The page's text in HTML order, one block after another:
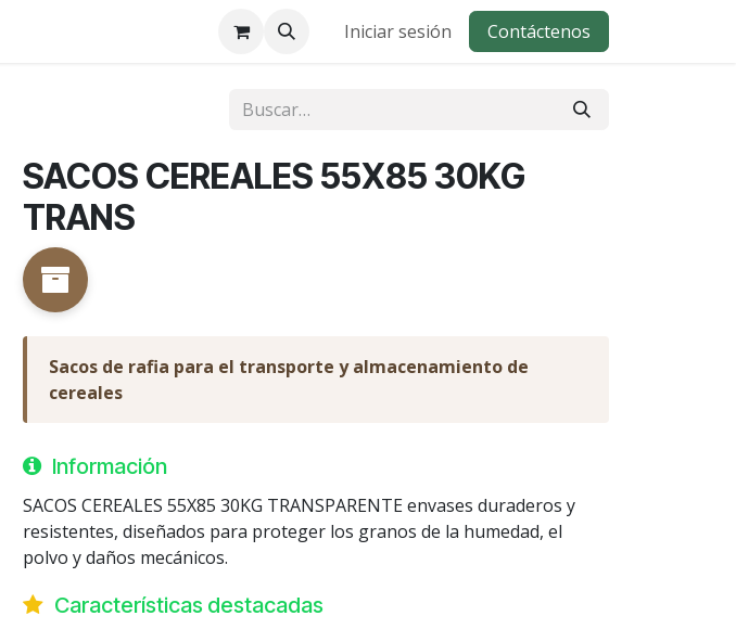
Iniciar sesión Contáctenos
SACOS CEREALES 55X85 30KG
TRANS
Sacos de rafia para el transporte y almacenamiento de
cereales
Información
SACOS CEREALES 55X85 30KG TRANSPARENTE envases duraderos y
resistentes, diseñados para proteger los granos de la humedad, el
polvo y daños mecánicos.
Características destacadas